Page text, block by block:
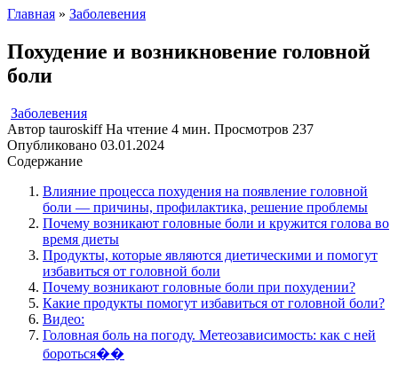
Главная » Заболевения
Похудение и возникновение головной
боли
Заболевения
Автор tauroskiff На чтение 4 мин. Просмотров 237
Опубликовано 03.01.2024
Содержание
Влияние процесса похудения на появление головной
боли — причины, профилактика, решение проблемы
Почему возникают головные боли и кружится голова во
время диеты
Продукты, которые являются диетическими и помогут
избавиться от головной боли
Почему возникают головные боли при похудении?
Какие продукты помогут избавиться от головной боли?
Видео:
Головная боль на погоду. Метеозависимость: как с ней
бороться��